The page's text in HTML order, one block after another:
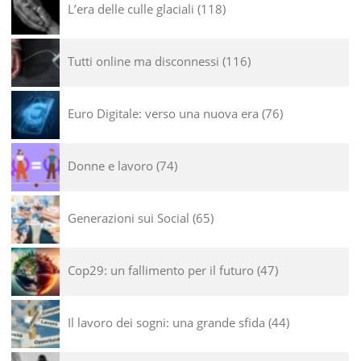
L’era delle culle glaciali 118
Tutti online ma disconnessi 116
Euro Digitale: verso una nuova era 76
Donne e lavoro 74
Generazioni sui Social 65
Cop29: un fallimento per il futuro 47
Il lavoro dei sogni: una grande sfida 44